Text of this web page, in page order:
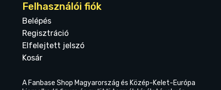
Felhasználói fiók
Belépés
Regisztráció
Elfelejtett jelszó
Kosár
A Fanbase Shop Magyarország és Közép-Kelet-Európa